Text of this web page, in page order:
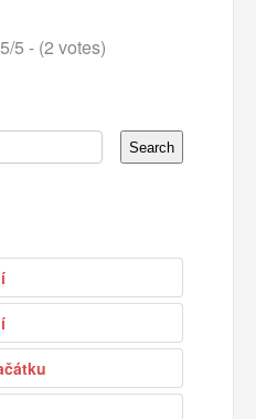
5 - (2 votes)
Search